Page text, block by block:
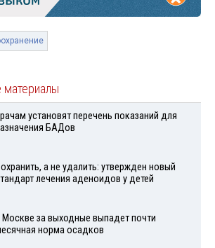
установят перечень показаний для
БАДов
а не удалить: утвержден новый
лечения аденоидов у детей
Москве за выходные выпадет почти
норма осадков